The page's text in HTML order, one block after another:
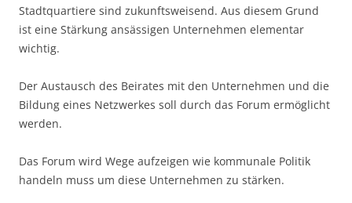
Stadtquartiere sind zukunftsweisend. Aus diesem Grund
ist eine Stärkung ansässigen Unternehmen elementar
wichtig.
Der Austausch des Beirates mit den Unternehmen und die
Bildung eines Netzwerkes soll durch das Forum ermöglicht
werden.
Das Forum wird Wege aufzeigen wie kommunale Politik
handeln muss um diese Unternehmen zu stärken.